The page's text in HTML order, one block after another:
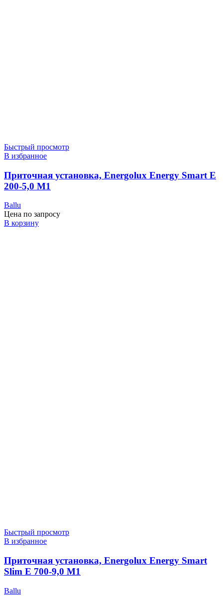
Быстрый просмотр
В избранное
Приточная установка, Energolux Energy Smart E
200-5,0 M1
Ballu
Цена по запросу
В корзину
Быстрый просмотр
В избранное
Приточная установка, Energolux Energy Smart
Slim E 700-9,0 M1
Ballu